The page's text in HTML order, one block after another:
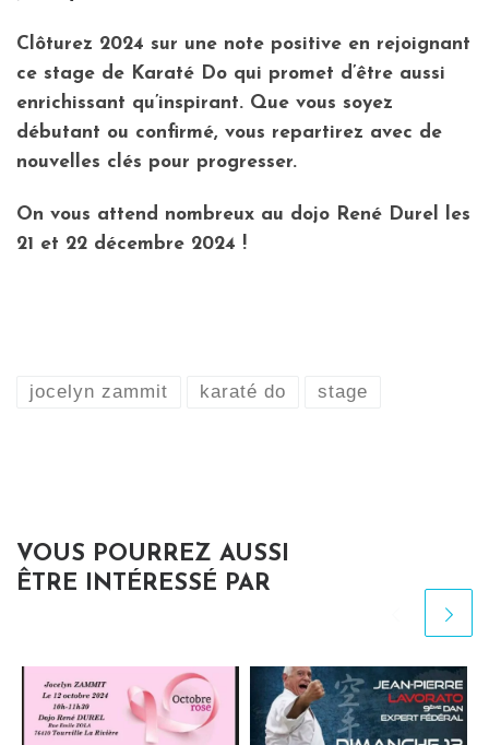
Clôturez 2024 sur une note positive en rejoignant
ce stage de Karaté Do qui promet d’être aussi
enrichissant qu’inspirant. Que vous soyez
débutant ou confirmé, vous repartirez avec de
nouvelles clés pour progresser.
On vous attend nombreux au dojo René Durel les
21 et 22 décembre 2024 !
jocelyn zammit karaté do stage
VOUS POURREZ AUSSI
ÊTRE INTÉRESSÉ PAR